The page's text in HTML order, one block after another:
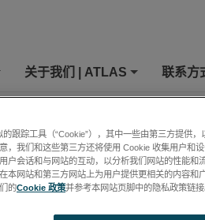
关于我们 | ATLAS 联系方
跟踪工具（“Cookie”），其中一些由第三方提供
，我们和这些第三方还将使用 Cookie 收集用户和
户会话和与网站的互动，以分析我们网站的性能和
本网站和第三方网站上为用户提供更相关的内容和
的Cookie 政策并参考本网站页脚中的隐私政策链接